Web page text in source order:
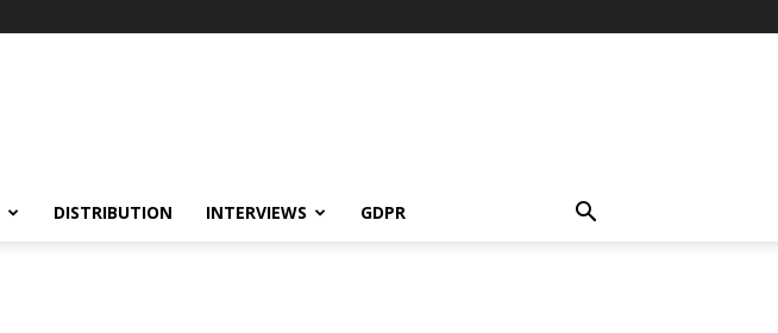
DISTRIBUTION INTERVIEWS GDPR